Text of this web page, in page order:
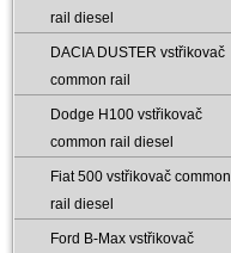
rail diesel
DACIA DUSTER vstřikovač
common rail
Dodge H100 vstřikovač
common rail diesel
Fiat 500 vstřikovač common
rail diesel
Ford B-Max vstřikovač